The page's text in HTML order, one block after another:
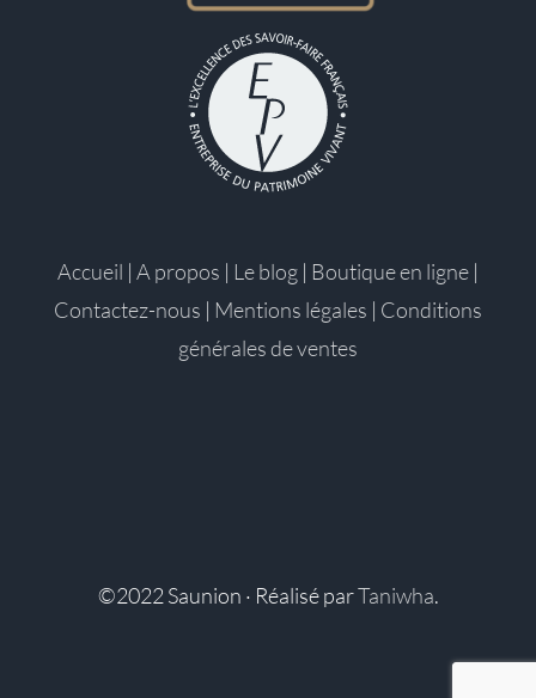
Accueil | A propos | Le blog | Boutique en ligne |
Contactez-nous | Mentions légales | Conditions
générales de ventes
©2022 Saunion · Réalisé parTaniwha.